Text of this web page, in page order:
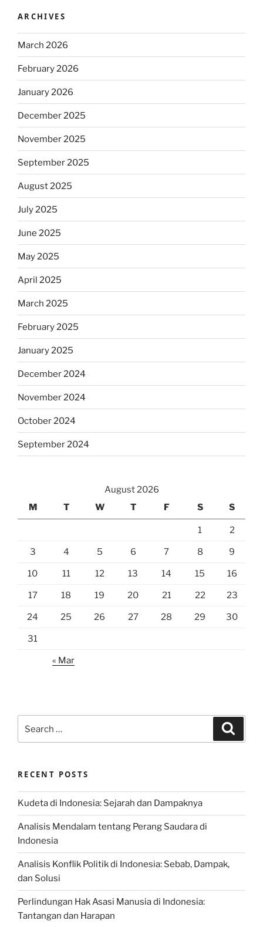
ARCHIVES
March 2026
February 2026
January 2026
December 2025
November 2025
September 2025
August 2025
July 2025
June 2025
May 2025
April 2025
March 2025
February 2025
January 2025
December 2024
November 2024
October 2024
September 2024
August 2026
M
T W T F S S
1 2
3 4 5 6 7 8 9
10 11 12 13 14 15 16
17 18 19 20 21 22 23
24 25 26 27 28 29 30
31
« Mar
for:
RECENT POSTS
Kudeta di Indonesia: Sejarah dan Dampaknya
Analisis Mendalam tentang Perang Saudara di
Indonesia
Analisis Konflik Politik di Indonesia: Sebab, Dampak,
dan Solusi
Perlindungan Hak Asasi Manusia di Indonesia:
Tantangan dan Harapan